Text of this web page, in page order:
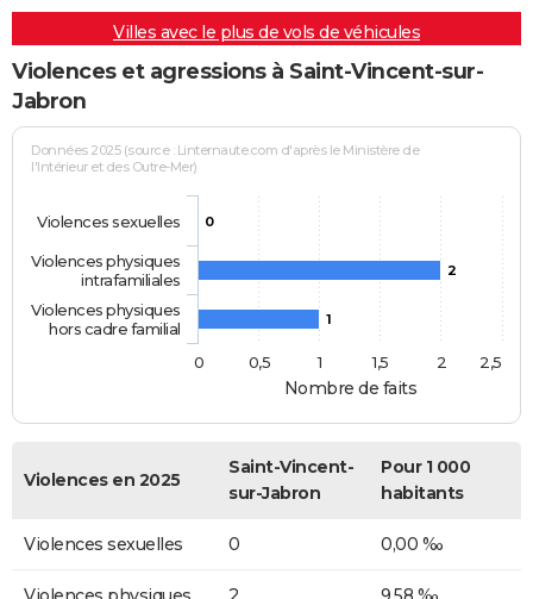
Villes avec le plus de vols de véhicules
Violences et agressions à Saint-Vincent-sur-
Jabron
Nombre de faits
Données 2025 (source : Linternaute.com d'après le Ministère de
l'Intérieur et des Outre-Mer)
0
2
1
Violences sexuelles
Violences physiques
intrafamiliales
Violences physiques
hors cadre familial
0
0,5 1 1,5 2 2,5
Violences en 2025
Saint-Vincent-
sur-Jabron
Pour 1 000
habitants
Violences sexuelles 0 0,00 ‰